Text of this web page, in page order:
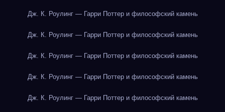
Дж. К. Роулинг — Гарри Поттер и философский камень
Дж. К. Роулинг — Гарри Поттер и философский камень
Дж. К. Роулинг — Гарри Поттер и философский камень
Дж. К. Роулинг — Гарри Поттер и философский камень
Дж. К. Роулинг — Гарри Поттер и философский камень